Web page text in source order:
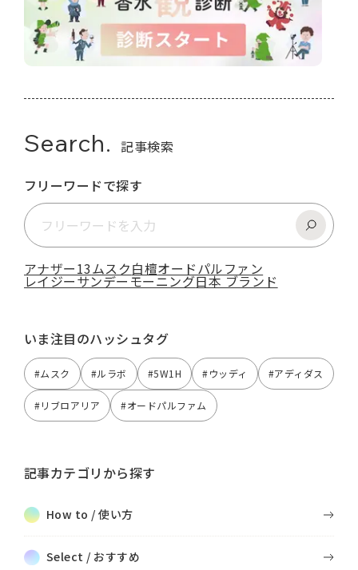
Search. 記事検索
フリーワードで探す
アナザー13ムスク白檀オードパルファン
レイジーサンデーモーニング日本 ブランド
いま注目のハッシュタグ
#ムスク #ルラボ #5W1H #ウッディ #アディダス
#リブロアリア #オードパルファム
記事カテゴリから探す
How to / 使い方
Select / おすすめ